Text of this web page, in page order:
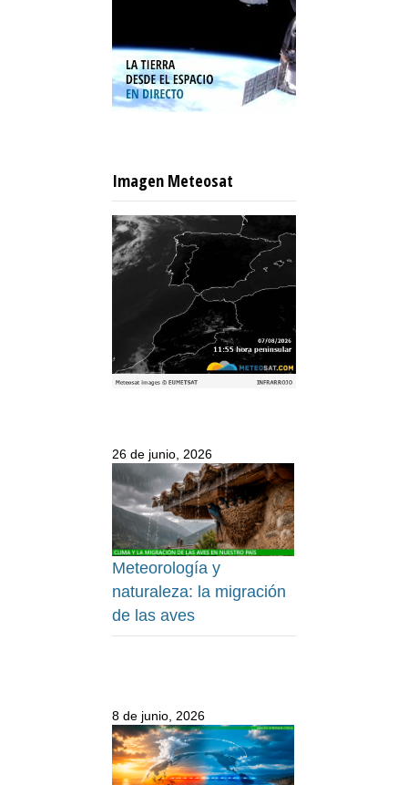
Imagen Meteosat
26 de junio, 2026
Meteorología y
naturaleza: la migración
de las aves
8 de junio, 2026